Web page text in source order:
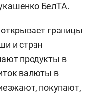
БелТА.
границы
и стран
продукты в
валюты в
покупают,